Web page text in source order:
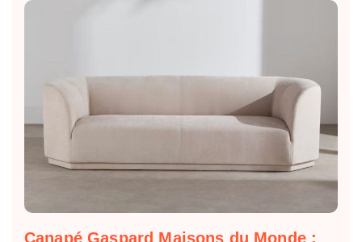
Canapé Gaspard Maisons du Monde :